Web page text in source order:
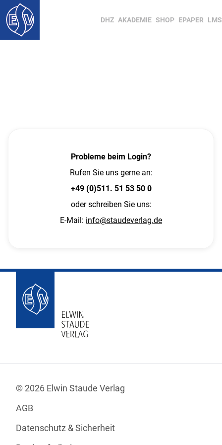
DHZ AKADEMIE SHOP EPAPER LMS
Probleme beim Login?
Rufen Sie uns gerne an:
+49 (0)511. 51 53 50 0
oder schreiben Sie uns:
E-Mail: info@staudeverlag.de
© 2026 Elwin Staude Verlag
AGB
Datenschutz & Sicherheit